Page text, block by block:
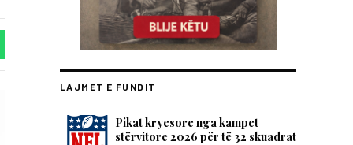
LAJMET E FUNDIT
Pikat kryesore nga kampet
stërvitore 2026 për të 32 skuadrat